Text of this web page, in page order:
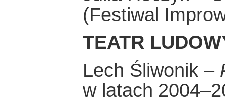
(Festiwal
TEATR
Lech Śliwonik –
w latach